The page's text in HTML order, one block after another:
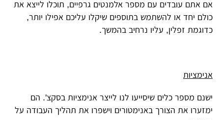
אם אתם עובדים עם מספר אלמנטים גרפיים, תוכלו לייצא את
כולם יחד או להשתמש בתוספים שיקלו עליכם אפילו יותר,
כדוגמת זפלין, עליו נרחיב בהמשך.
אנימציות
ישנם מספר כלים שיסייעו לנו לייצר אנימציות בסקצ'. הם
ימזערו את הצורך באנימטורים וישפרו את תהליך העבודה על